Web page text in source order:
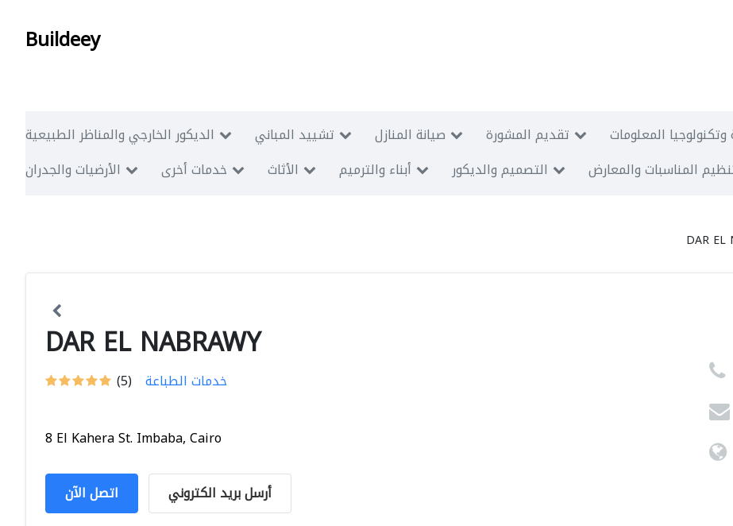
Buildeey
الديكور الخارجي والمناظر الطبيعية تشييد المباني صيانة المنازل تقديم المشورة
المعلومات
الأرضيات والجدران
خدمات أخرى الأثاث أبناء والترميم التصميم والديكور المناسبات والمعارض
DAR EL
DAR EL NABRAWY
(5) خدمات الطباعة
8 El Kahera St. Imbaba, Cairo
اتصل الآن أرسل بريد الكتروني